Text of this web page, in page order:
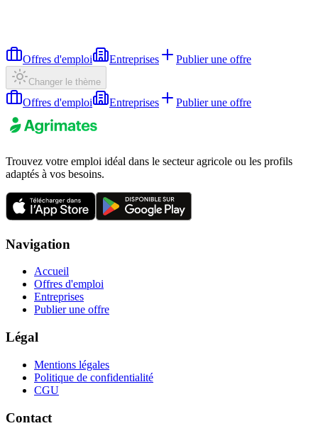
Offres d'emploi Entreprises Publier une offre
Changer le thème
Offres d'emploi Entreprises Publier une offre
Trouvez votre emploi idéal dans le secteur agricole ou les profils
adaptés à vos besoins.
Navigation
Accueil
Offres d'emploi
Entreprises
Publier une offre
Légal
Mentions légales
Politique de confidentialité
CGU
Contact